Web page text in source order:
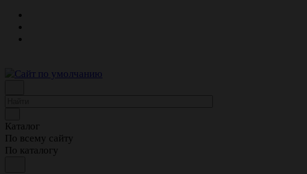
Каталог
По всему сайту
По каталогу